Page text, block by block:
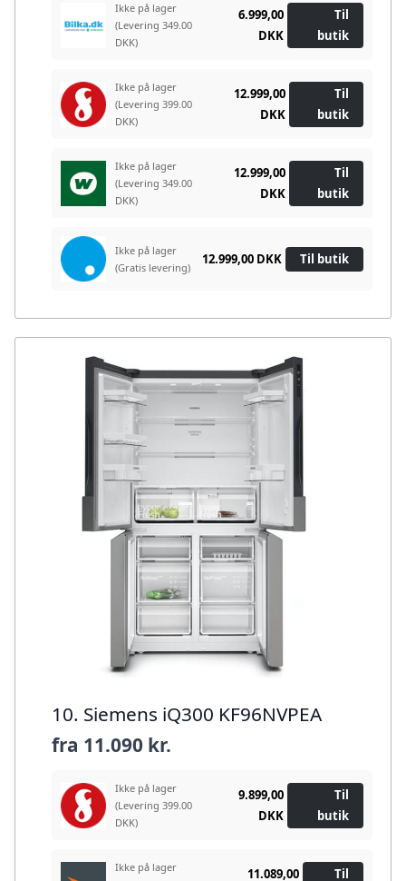
Ikke på lager
(Levering 349.00
DKK)
6.999,00
DKK
Til
butik
Ikke på lager
(Levering 399.00
DKK)
12.999,00
DKK
Til
butik
Ikke på lager
(Levering 349.00
DKK)
12.999,00
DKK
Til
butik
Ikke på lager
(Gratis levering)
12.999,00 DKK Til butik
10. Siemens iQ300 KF96NVPEA
fra 11.090 kr.
Ikke på lager
(Levering 399.00
DKK)
9.899,00
DKK
Til
butik
Ikke på lager
11.089,00 Til